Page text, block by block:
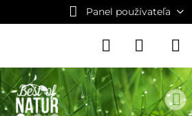
Panel používateľa